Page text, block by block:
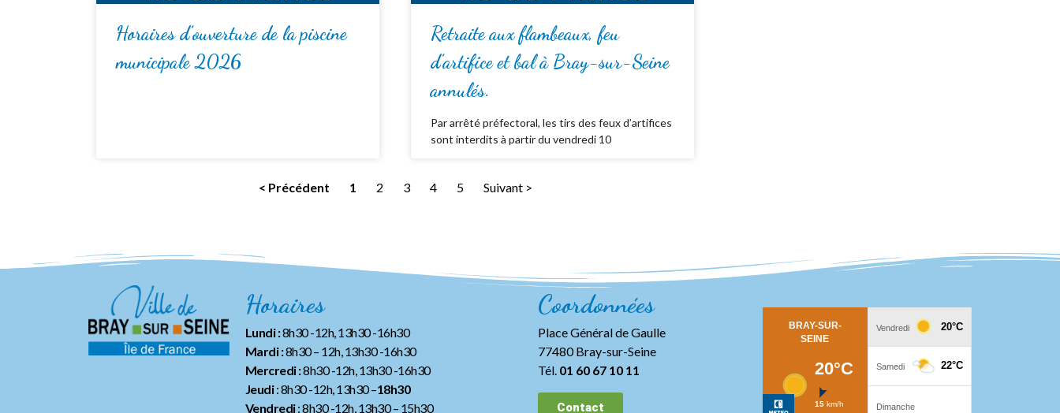
Horaires d’ouverture de la piscine
municipale 2026
Retraite aux flambeaux, feu
d’artifice et bal à Bray-sur-Seine
annulés.
Par arrêté préfectoral, les tirs des feux d’artifices
sont interdits à partir du vendredi 10
< Précédent 1 2 3 4 5 Suivant >
Horaires
Lundi :8h30 -12h, 13h30 -16h30
Mardi :8h30 – 12h, 13h30 -16h30
Mercredi :8h30 -12h, 13h30 -16h30
Jeudi: 8h30 -12h, 13h30 –18h30
Vendredi: 8h30 -12h, 13h30– 15h30
Coordonnées
Place Général de Gaulle
77480 Bray-sur-Seine
Tél. 01 60 67 10 11
Contact